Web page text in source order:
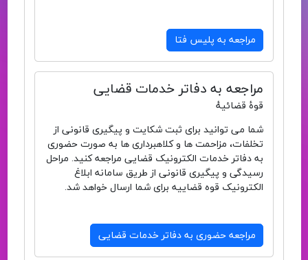
مراجعه به پلیس فتا
مراجعه به دفاتر خدمات قضایی
قوهٔ قضائیهٔ
شما می توانید برای ثبت شکایت و پیگیری قانونی از
تخلفات، مزاحمت ها و کلاهبرداری ها به صورت حضوری
به دفاتر خدمات الکترونیک قضایی مراجعه کنید. مراحل
رسیدگی و پیگیری قانونی از طریق سامانه ابلاغ
الکترونیک قوه قضاییه برای شما ارسال خواهد شد.
مراجعه حضوری به دفاتر خدمات قضایی